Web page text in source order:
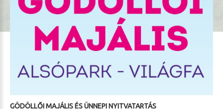
GÖDÖLLŐI MAJÁLIS ÉS ÜNNEPI NYITVATARTÁS